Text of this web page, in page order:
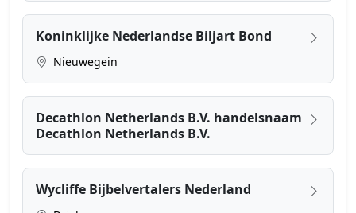
Koninklijke Nederlandse Biljart Bond
Nieuwegein
Decathlon Netherlands B.V. handelsnaam
Decathlon Netherlands B.V.
Wycliffe Bijbelvertalers Nederland